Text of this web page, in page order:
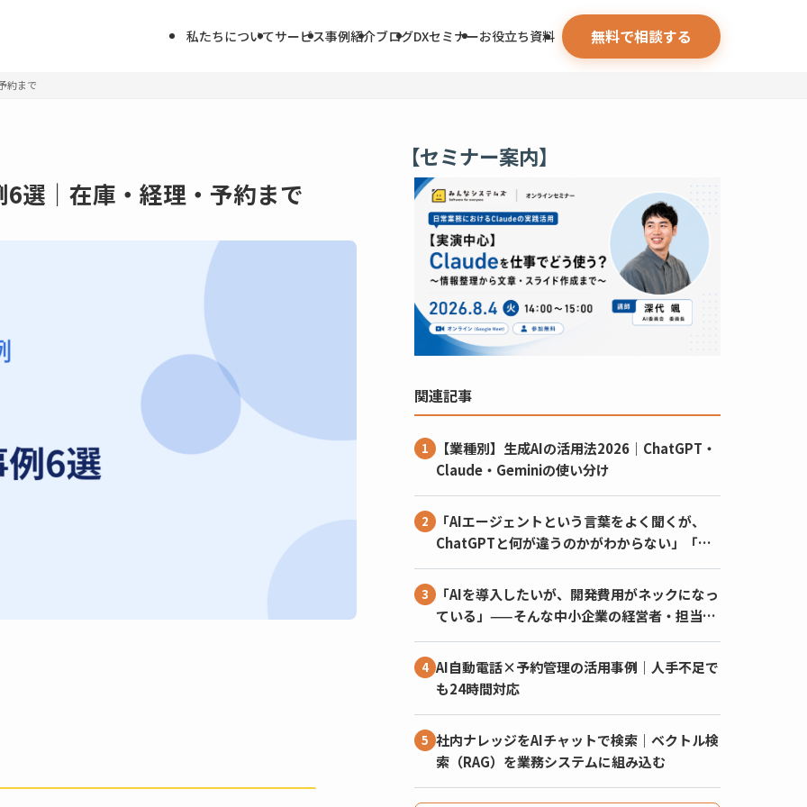
私たちについてサービス事例紹介ブログDXセミナーお役立ち資料 無料で相談する
約まで
選｜在庫・経理・予約まで
【セミナー案内】
関連記事
【業種別】生成AIの活用法2026｜ChatGPT・
Claude・Geminiの使い分け
「AIエージェントという言葉をよく聞くが、
ChatGPTと何が違うのかがわからない」「試
しに使ってみたが、結局チャットで質問するだ
けで終わっている」——2026年に入ってか
ら、こうしたご相談が急増しています。
「AIを導入したいが、開発費用がネックになっ
ている」——そんな中小企業の経営者・担当者
の方に向けて、2026年度にAI開発・AI導入へ
使える補助金を整理しました。
AI自動電話×予約管理の活用事例｜人手不足で
も24時間対応
社内ナレッジをAIチャットで検索｜ベクトル検
索（RAG）を業務システムに組み込む